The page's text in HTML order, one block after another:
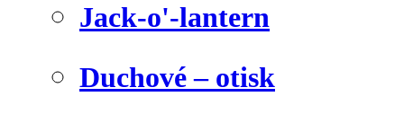
Jack-o'-lantern
Duchové – otisk